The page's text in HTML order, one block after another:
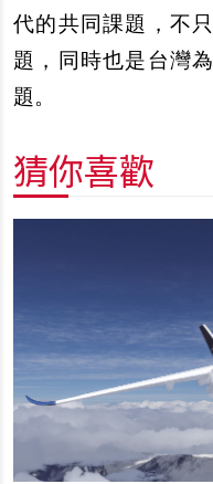
代的共同課題，不
題，同時也是台灣
題。
猜你喜歡